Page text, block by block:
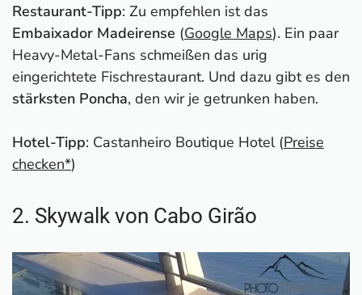
Restaurant-Tipp: Zu empfehlen ist das
Embaixador Madeirense (Google Maps). Ein paar
Heavy-Metal-Fans schmeißen das urig
eingerichtete Fischrestaurant. Und dazu gibt es den
stärksten Poncha, den wir je getrunken haben.
Hotel-Tipp: Castanheiro Boutique Hotel (Preise
checken*)
2. Skywalk von Cabo Girão